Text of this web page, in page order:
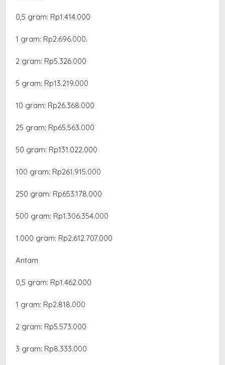
0,5 gram: Rp1.414.000
1 gram: Rp2.696.000.
‎2 gram: Rp5.326.000
‎5 gram: Rp13.219.000
‎10 gram: Rp26.368.000
‎25 gram: Rp65.563.000
‎50 gram: Rp131.022.000
‎100 gram: Rp261.915.000
‎250 gram: Rp653.178.000
‎500 gram: Rp1.306.354.000
‎1.000 gram: Rp2.612.707.000
Antam
0,5 gram: Rp1.462.000
‎1 gram: Rp2.818.000
‎2 gram: Rp5.573.000
3 gram: Rp8.333.000